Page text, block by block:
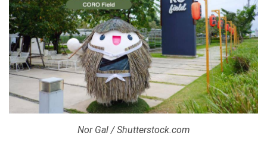
Nor Gal / Shutterstock.com